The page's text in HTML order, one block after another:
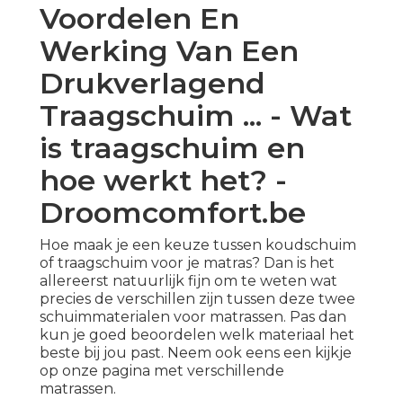
Voordelen En
Werking Van Een
Drukverlagend
Traagschuim ... - Wat
is traagschuim en
hoe werkt het? -
Droomcomfort.be
Hoe maak je een keuze tussen koudschuim
of traagschuim voor je matras? Dan is het
allereerst natuurlijk fijn om te weten wat
precies de verschillen zijn tussen deze twee
schuimmaterialen voor matrassen. Pas dan
kun je goed beoordelen welk materiaal het
beste bij jou past. Neem ook eens een kijkje
op onze pagina met verschillende
matrassen.